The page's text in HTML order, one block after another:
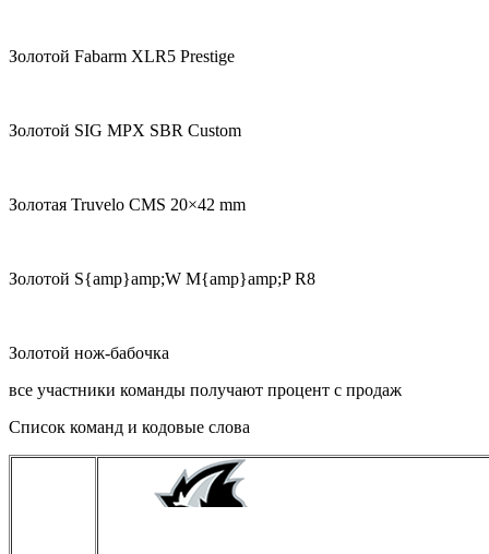
Золотой Fabarm XLR5 Prestige
Золотой SIG MPX SBR Custom
Золотая Truvelo CMS 20×42 mm
Золотой S{amp}amp;W M{amp}amp;P R8
Золотой нож-бабочка
все участники команды получают процент с продаж
Список команд и кодовые слова